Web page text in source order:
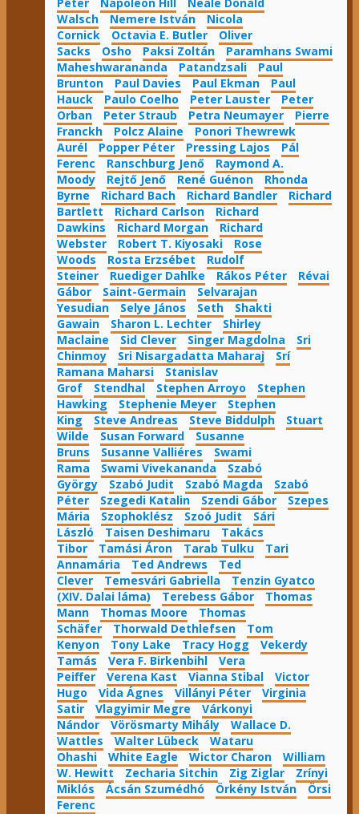
Walsch
Nemere István
Nicola
Cornick
Octavia E. Butler
Oliver
Sacks
Osho Paksi Zoltán
Paramhans Swami
Maheshwarananda
Patandzsali
Paul
Brunton
Paul Davies Paul Ekman
Paul
Hauck
Paulo Coelho Peter Lauster
Peter
Orban
Peter Straub Petra Neumayer
Pierre
Franckh
Polcz Alaine
Ponori Thewrewk
Aurél
Popper Péter Pressing Lajos
Pál
Ferenc
Ranschburg Jenő
Raymond A.
Moody
Rejtő Jenő René Guénon
Rhonda
Byrne
Richard Bach Richard Bandler
Richard
Bartlett
Richard Carlson
Richard
Dawkins
Richard Morgan
Richard
Webster
Robert T. Kiyosaki
Rose
Woods
Rosta Erzsébet
Rudolf
Steiner
Ruediger Dahlke Rákos Péter
Révai
Gábor
Saint-Germain
Selvarajan
Yesudian
Selye János Seth
Shakti
Gawain
Sharon L. Lechter
Shirley
Maclaine
Sid Clever Singer Magdolna
Sri
Chinmoy
Sri Nisargadatta Maharaj
Srí
Ramana Maharsi
Stanislav
Grof
Stendhal Stephen Arroyo
Stephen
Hawking
Stephenie Meyer
Stephen
King
Steve Andreas Steve Biddulph
Stuart
Wilde
Susan Forward
Susanne
Bruns
Susanne Valliéres
Swami
Rama
Swami Vivekananda
Szabó
György
Szabó Judit Szabó Magda
Szabó
Péter
Szegedi Katalin Szendi Gábor
Szepes
Mária
Szophoklész Szoó Judit
Sári
László
Taisen Deshimaru
Takács
Tibor
Tamási Áron Tarab Tulku
Tari
Annamária
Ted Andrews
Ted
Clever
Temesvári Gabriella
Tenzin Gyatco
(XIV. Dalai láma)
Terebess Gábor
Thomas
Mann
Thomas Moore
Thomas
Schäfer
Thorwald Dethlefsen
Tom
Kenyon
Tony Lake Tracy Hogg
Vekerdy
Tamás
Vera F. Birkenbihl
Vera
Peiffer
Verena Kast Vianna Stibal
Victor
Hugo
Vida Ágnes Villányi Péter
Virginia
Satir
Vlagyimir Megre
Várkonyi
Nándor
Vörösmarty Mihály
Wallace D.
Wattles
Walter Lübeck
Wataru
Ohashi
White Eagle Wictor Charon
William
W. Hewitt
Zecharia Sitchin Zig Ziglar
Zrínyi
Miklós
Ácsán Szumédhó Örkény István
Örsi
Ferenc